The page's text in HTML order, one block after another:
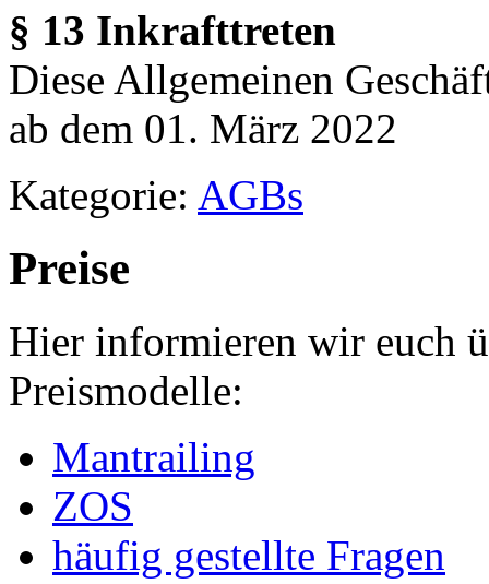
§ 13 Inkrafttreten
Diese Allgemeinen
ab dem 01. März 2022
Kategorie: AGBs
Preise
Hier informieren wir euch
Preismodelle:
Mantrailing
ZOS
häufig gestellte Fragen